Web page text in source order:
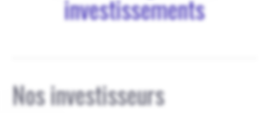
investissements
Nos investisseurs